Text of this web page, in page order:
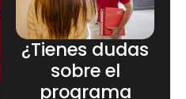
¿Tienes dudas
sobre el
programa